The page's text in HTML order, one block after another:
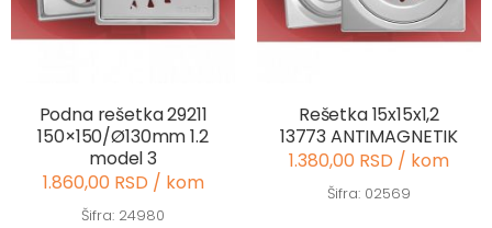
Podna rešetka 29211
150×150/Ø130mm 1.2
model 3
1.860,00 RSD / kom
Šifra: 24980
Rešetka 15x15x1,2
13773 ANTIMAGNETIK
1.380,00 RSD / kom
Šifra: 02569